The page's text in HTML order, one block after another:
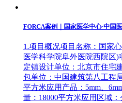
FORCA案例｜国家医学中心·中国
1.项目概况项目名称：国家
医学科学院阜外医院西院区
定镇设计单位：北京市住宅
包单位：中国建筑第八工程
平方米应用产品：5mm、
量：18000平方米应用区域